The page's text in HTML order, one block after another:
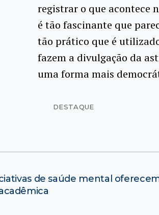
registrar o que acontece
é tão fascinante que
tão prático que é
fazem a divulgação da
uma forma mais
DESTAQUE
de saúde mental